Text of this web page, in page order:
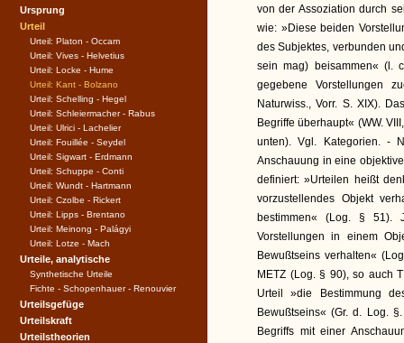
von der Assoziation durch
wie: »Diese beiden
des Subjektes, verbunden
sein mag) beisammen« (l.
gegebene Vorstellungen
Naturwiss., Vorr. S. XIX).
Begriffe überhaupt« (WW.
unten). Vgl. Kategorien. -
Anschauung in eine
definiert: »Urteilen heißt
vorzustellendes Objekt
bestimmen« (Log. § 51).
Vorstellungen in einem
Bewußtseins verhalten«
METZ (Log. § 90), so auch
Urteil »die Bestimmung
Bewußtseins« (Gr. d. Log.
Begriffs mit einer
Ursprung
Urteil
Urteil: Platon - Occam
Urteil: Vives - Helvetius
Urteil: Locke - Hume
Urteil: Kant - Bolzano
Urteil: Schelling - Hegel
Urteil: Schleiermacher - Rabus
Urteil: Ulrici - Lachelier
Urteil: Fouillée - Seydel
Urteil: Sigwart - Erdmann
Urteil: Schuppe - Conti
Urteil: Wundt - Hartmann
Urteil: Czolbe - Rickert
Urteil: Lipps - Brentano
Urteil: Meinong - Palágyi
Urteil: Lotze - Mach
Urteile, analytische
Synthetische Urteile
Fichte - Schopenhauer - Renouvier
Urteilsgefüge
Urteilskraft
Urteilstheorien